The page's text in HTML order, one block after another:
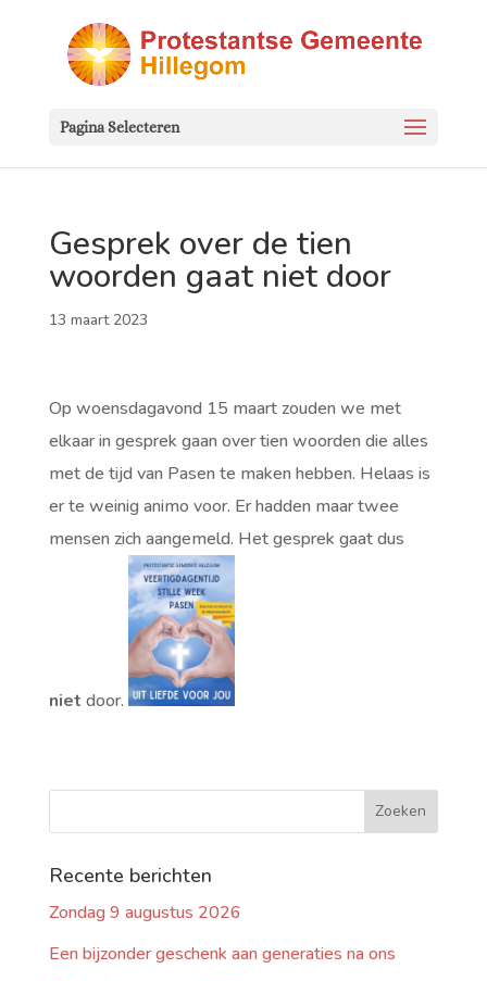
Pagina Selecteren
Gesprek over de tien
woorden gaat niet door
13 maart 2023
Op woensdagavond 15 maart zouden we met
elkaar in gesprek gaan over tien woorden die alles
met de tijd van Pasen te maken hebben. Helaas is
er te weinig animo voor. Er hadden maar twee
mensen zich aangemeld. Het gesprek gaat dus
niet door.
Recente berichten
Zondag 9 augustus 2026
Een bijzonder geschenk aan generaties na ons